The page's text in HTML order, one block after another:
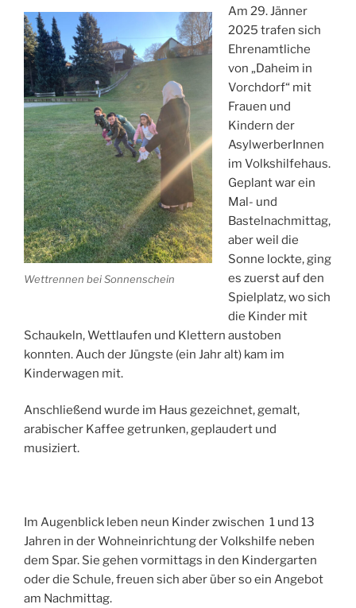
Wettrennen bei Sonnenschein
Am 29. Jänner
2025 trafen sich
Ehrenamtliche
von „Daheim in
Vorchdorf“ mit
Frauen und
Kindern der
AsylwerberInnen
im Volkshilfehaus.
Geplant war ein
Mal- und
Bastelnachmittag,
aber weil die
Sonne lockte, ging
es zuerst auf den
Spielplatz, wo sich
die Kinder mit
Schaukeln, Wettlaufen und Klettern austoben
konnten. Auch der Jüngste (ein Jahr alt) kam im
Kinderwagen mit.
Anschließend wurde im Haus gezeichnet, gemalt,
arabischer Kaffee getrunken, geplaudert und
musiziert.
Im Augenblick leben neun Kinder zwischen 1 und 13
Jahren in der Wohneinrichtung der Volkshilfe neben
dem Spar. Sie gehen vormittags in den Kindergarten
oder die Schule, freuen sich aber über so ein Angebot
am Nachmittag.